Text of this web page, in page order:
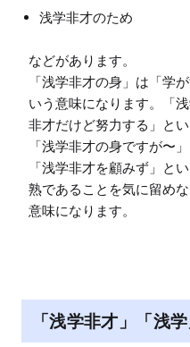
浅学非才のため
などがあります。
「浅学非才の身」は「学
いう意味になります。「
非才だけど努力する」と
「浅学非才の身ですが〜
「浅学非才を顧みず」と
熟であることを気に留め
「浅学非才」「浅